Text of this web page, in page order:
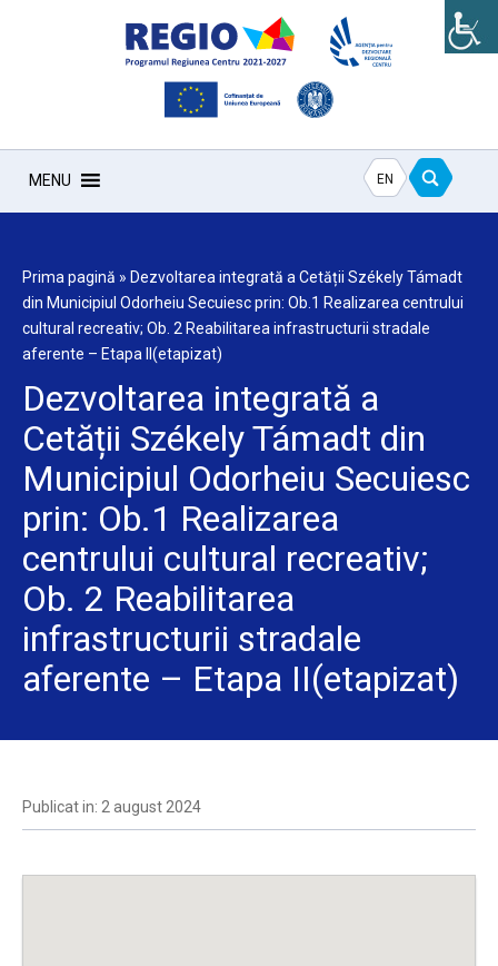
MENU EN
Prima pagină » Dezvoltarea integrată a Cetății Székely Támadt
din Municipiul Odorheiu Secuiesc prin: Ob.1 Realizarea centrului
cultural recreativ; Ob. 2 Reabilitarea infrastructurii stradale
aferente – Etapa II(etapizat)
Dezvoltarea integrată a
Cetății Székely Támadt din
Municipiul Odorheiu Secuiesc
prin: Ob.1 Realizarea
centrului cultural recreativ;
Ob. 2 Reabilitarea
infrastructurii stradale
aferente – Etapa II(etapizat)
Publicat in: 2 august 2024